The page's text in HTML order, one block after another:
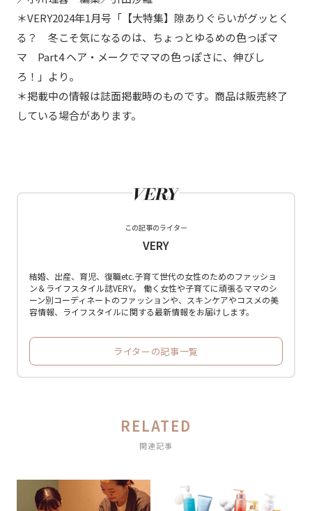
＊VERY2024年1月号「【大特集】隙ありぐらいがグッとく
る？ 冬こそ気になるのは、ちょっとゆるめの色っぽマ
マ Part4 ヘア・メークでママの色っぽさに、伸びし
ろ！」より。
＊掲載中の情報は誌面掲載時のものです。商品は販売終了
している場合があります。
この記事のライター
VERY
結婚、出産、育児、復職etc.子育て世代の女性のためのファッショ
ン＆ライフスタイル誌VERY。 働く女性や子育てに頑張るママのシ
ーン別コーディネートのファッションや、スキンケアやコスメの美
容情報、ライフスタイルに関する最新情報をお届けします。
ライターの記事一覧
RELATED
関連記事